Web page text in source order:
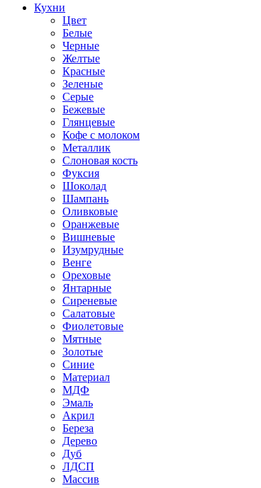
Кухни
Цвет
Белые
Черные
Желтые
Красные
Зеленые
Серые
Бежевые
Глянцевые
Кофе с молоком
Металлик
Слоновая кость
Фуксия
Шоколад
Шампань
Оливковые
Оранжевые
Вишневые
Изумрудные
Венге
Ореховые
Янтарные
Сиреневые
Салатовые
Фиолетовые
Мятные
Золотые
Синие
Материал
МДФ
Эмаль
Акрил
Береза
Дерево
Дуб
ЛДСП
Массив